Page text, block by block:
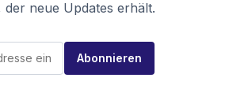
der neue Updates erhält.
Abonnieren